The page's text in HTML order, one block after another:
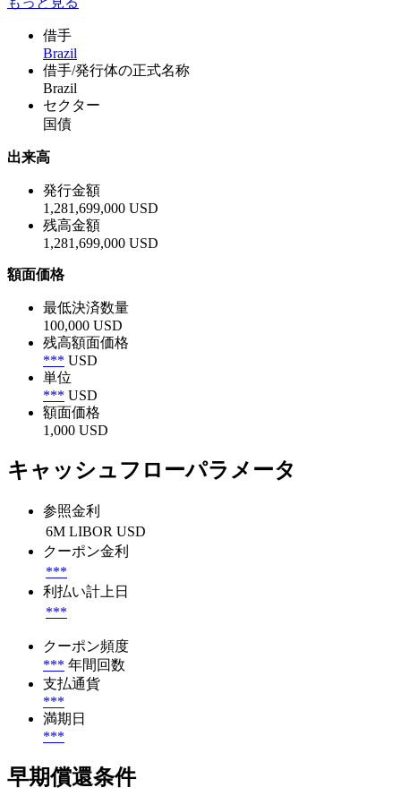
借手
Brazil
借手/発行体の正式名称
Brazil
セクター
国債
出来高
発行金額
1,281,699,000 USD
残高金額
1,281,699,000 USD
額面価格
最低決済数量
100,000 USD
残高額面価格
*** USD
単位
*** USD
額面価格
1,000 USD
キャッシュフローパラメータ
参照金利
6M LIBOR USD
クーポン金利
***
利払い計上日
***
クーポン頻度
*** 年間回数
支払通貨
***
満期日
***
早期償還条件